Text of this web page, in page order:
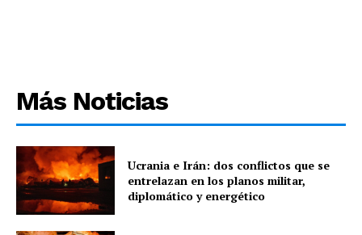
Más Noticias
Ucrania e Irán: dos conflictos que se
entrelazan en los planos militar,
diplomático y energético